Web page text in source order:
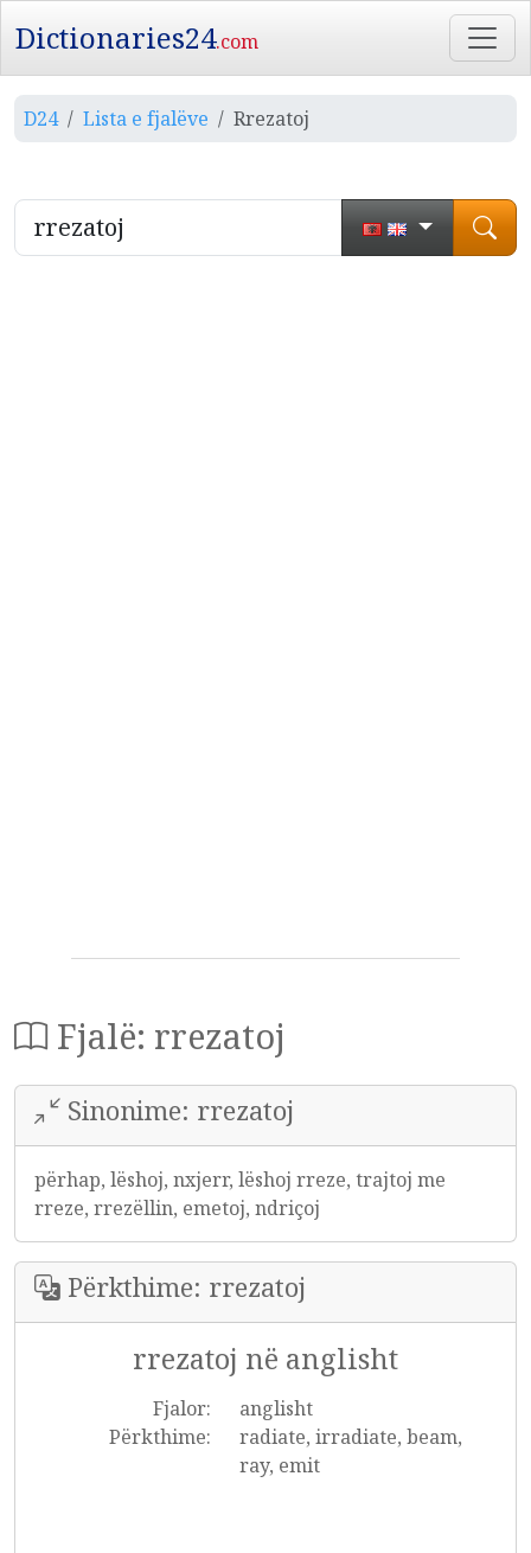
Dictionaries24.com
D24 Lista e fjalëve Rrezatoj
Fjalë: rrezatoj
Sinonime: rrezatoj
përhap, lëshoj, nxjerr, lëshoj rreze, trajtoj me
rreze, rrezëllin, emetoj, ndriçoj
Përkthime: rrezatoj
rrezatoj në anglisht
Fjalor:
anglisht
Përkthime:
radiate, irradiate, beam,
ray, emit